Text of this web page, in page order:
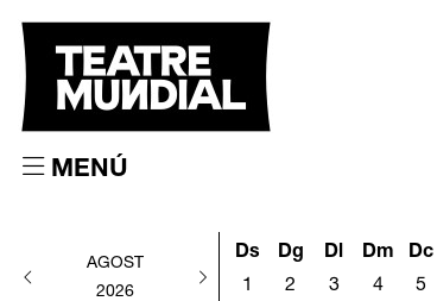
MENÚ
AGOST
2026
Ds
1
Dg
2
Dl
3
Dm
4
Dc
5